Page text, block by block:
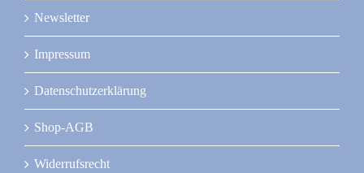
Newsletter
Impressum
Datenschutzerklärung
Shop-AGB
Widerrufsrecht